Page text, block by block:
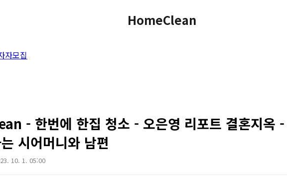
HomeClean
자모집
- 한번에 한집 청소 - 오은영 리포트 결혼지옥
시어머니와 남편
10. 1. 05:00